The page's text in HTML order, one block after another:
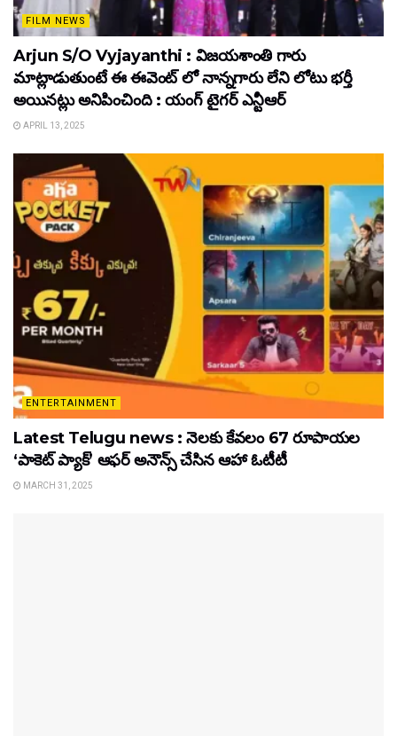
FILM NEWS
Arjun S/O Vyjayanthi : విజయశాంతి గారు
మాట్లాడుతుంటే ఈ ఈవెంట్ లో నాన్నగారు లేని లోటు భర్తీ
అయినట్లు అనిపించింది : యంగ్ టైగర్ ఎన్టీఆర్
APRIL 13, 2025
ENTERTAINMENT
Latest Telugu news : నెలకు కేవలం 67 రూపాయల
‘పాకెట్ ప్యాక్’ ఆఫర్ అనౌన్స్ చేసిన ఆహా ఓటీటీ
MARCH 31, 2025